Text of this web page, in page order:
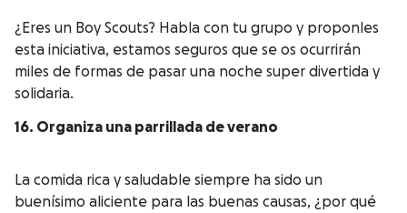
¿Eres un Boy Scouts? Habla con tu grupo y proponles
esta iniciativa, estamos seguros que se os ocurrirán
miles de formas de pasar una noche super divertida y
solidaria.
16. Organiza una parrillada de verano
La comida rica y saludable siempre ha sido un
buenísimo aliciente para las buenas causas, ¿por qué